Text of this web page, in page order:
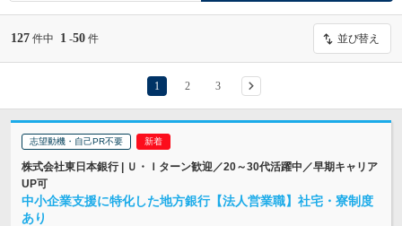
127 件中 1 -50 件 並び替え
1 2 3
志望動機・自己PR不要
株式会社東日本銀行 | Ｕ・Ｉターン歓迎／20～30代活躍中／早期キャリア
UP可
中小企業支援に特化した地方銀行【法人営業職】社宅・寮制度
あり